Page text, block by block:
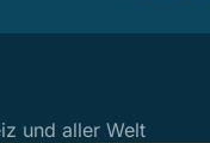
und aller Welt